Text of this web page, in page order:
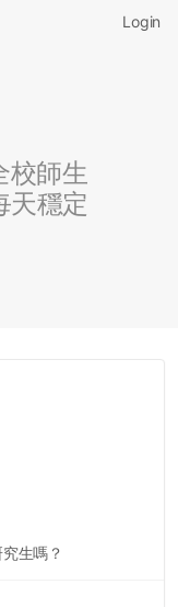
Login
校師生
天穩定
生嗎？